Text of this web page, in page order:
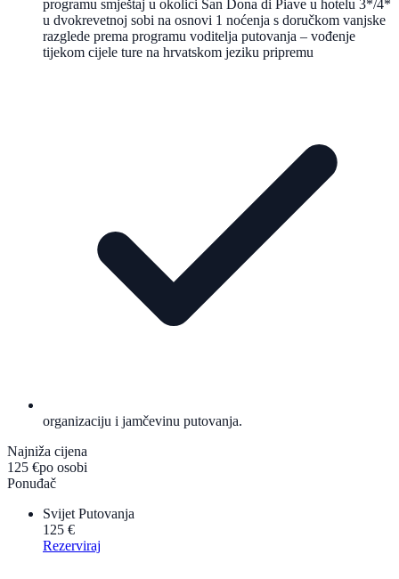
programu smještaj u okolici San Dona di Piave u hotelu 3*/4*
u dvokrevetnoj sobi na osnovi 1 noćenja s doručkom vanjske
razglede prema programu voditelja putovanja – vođenje
tijekom cijele ture na hrvatskom jeziku pripremu
organizaciju i jamčevinu putovanja.
Najniža cijena
125 €po osobi
Ponuđač
Svijet Putovanja
125 €
Rezerviraj